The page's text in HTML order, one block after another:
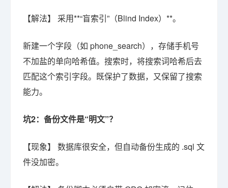
【解法】 采用**“盲索引”（Blind Index）**。
新建一个字段（如 phone_search），存储手机号
不加盐的单向哈希值。搜索时，将搜索词哈希后去
匹配这个索引字段。既保护了数据，又保留了搜索
能力。
坑2：备份文件是“明文”？
【现象】 数据库很安全，但自动备份生成的 .sql 文
件没加密。